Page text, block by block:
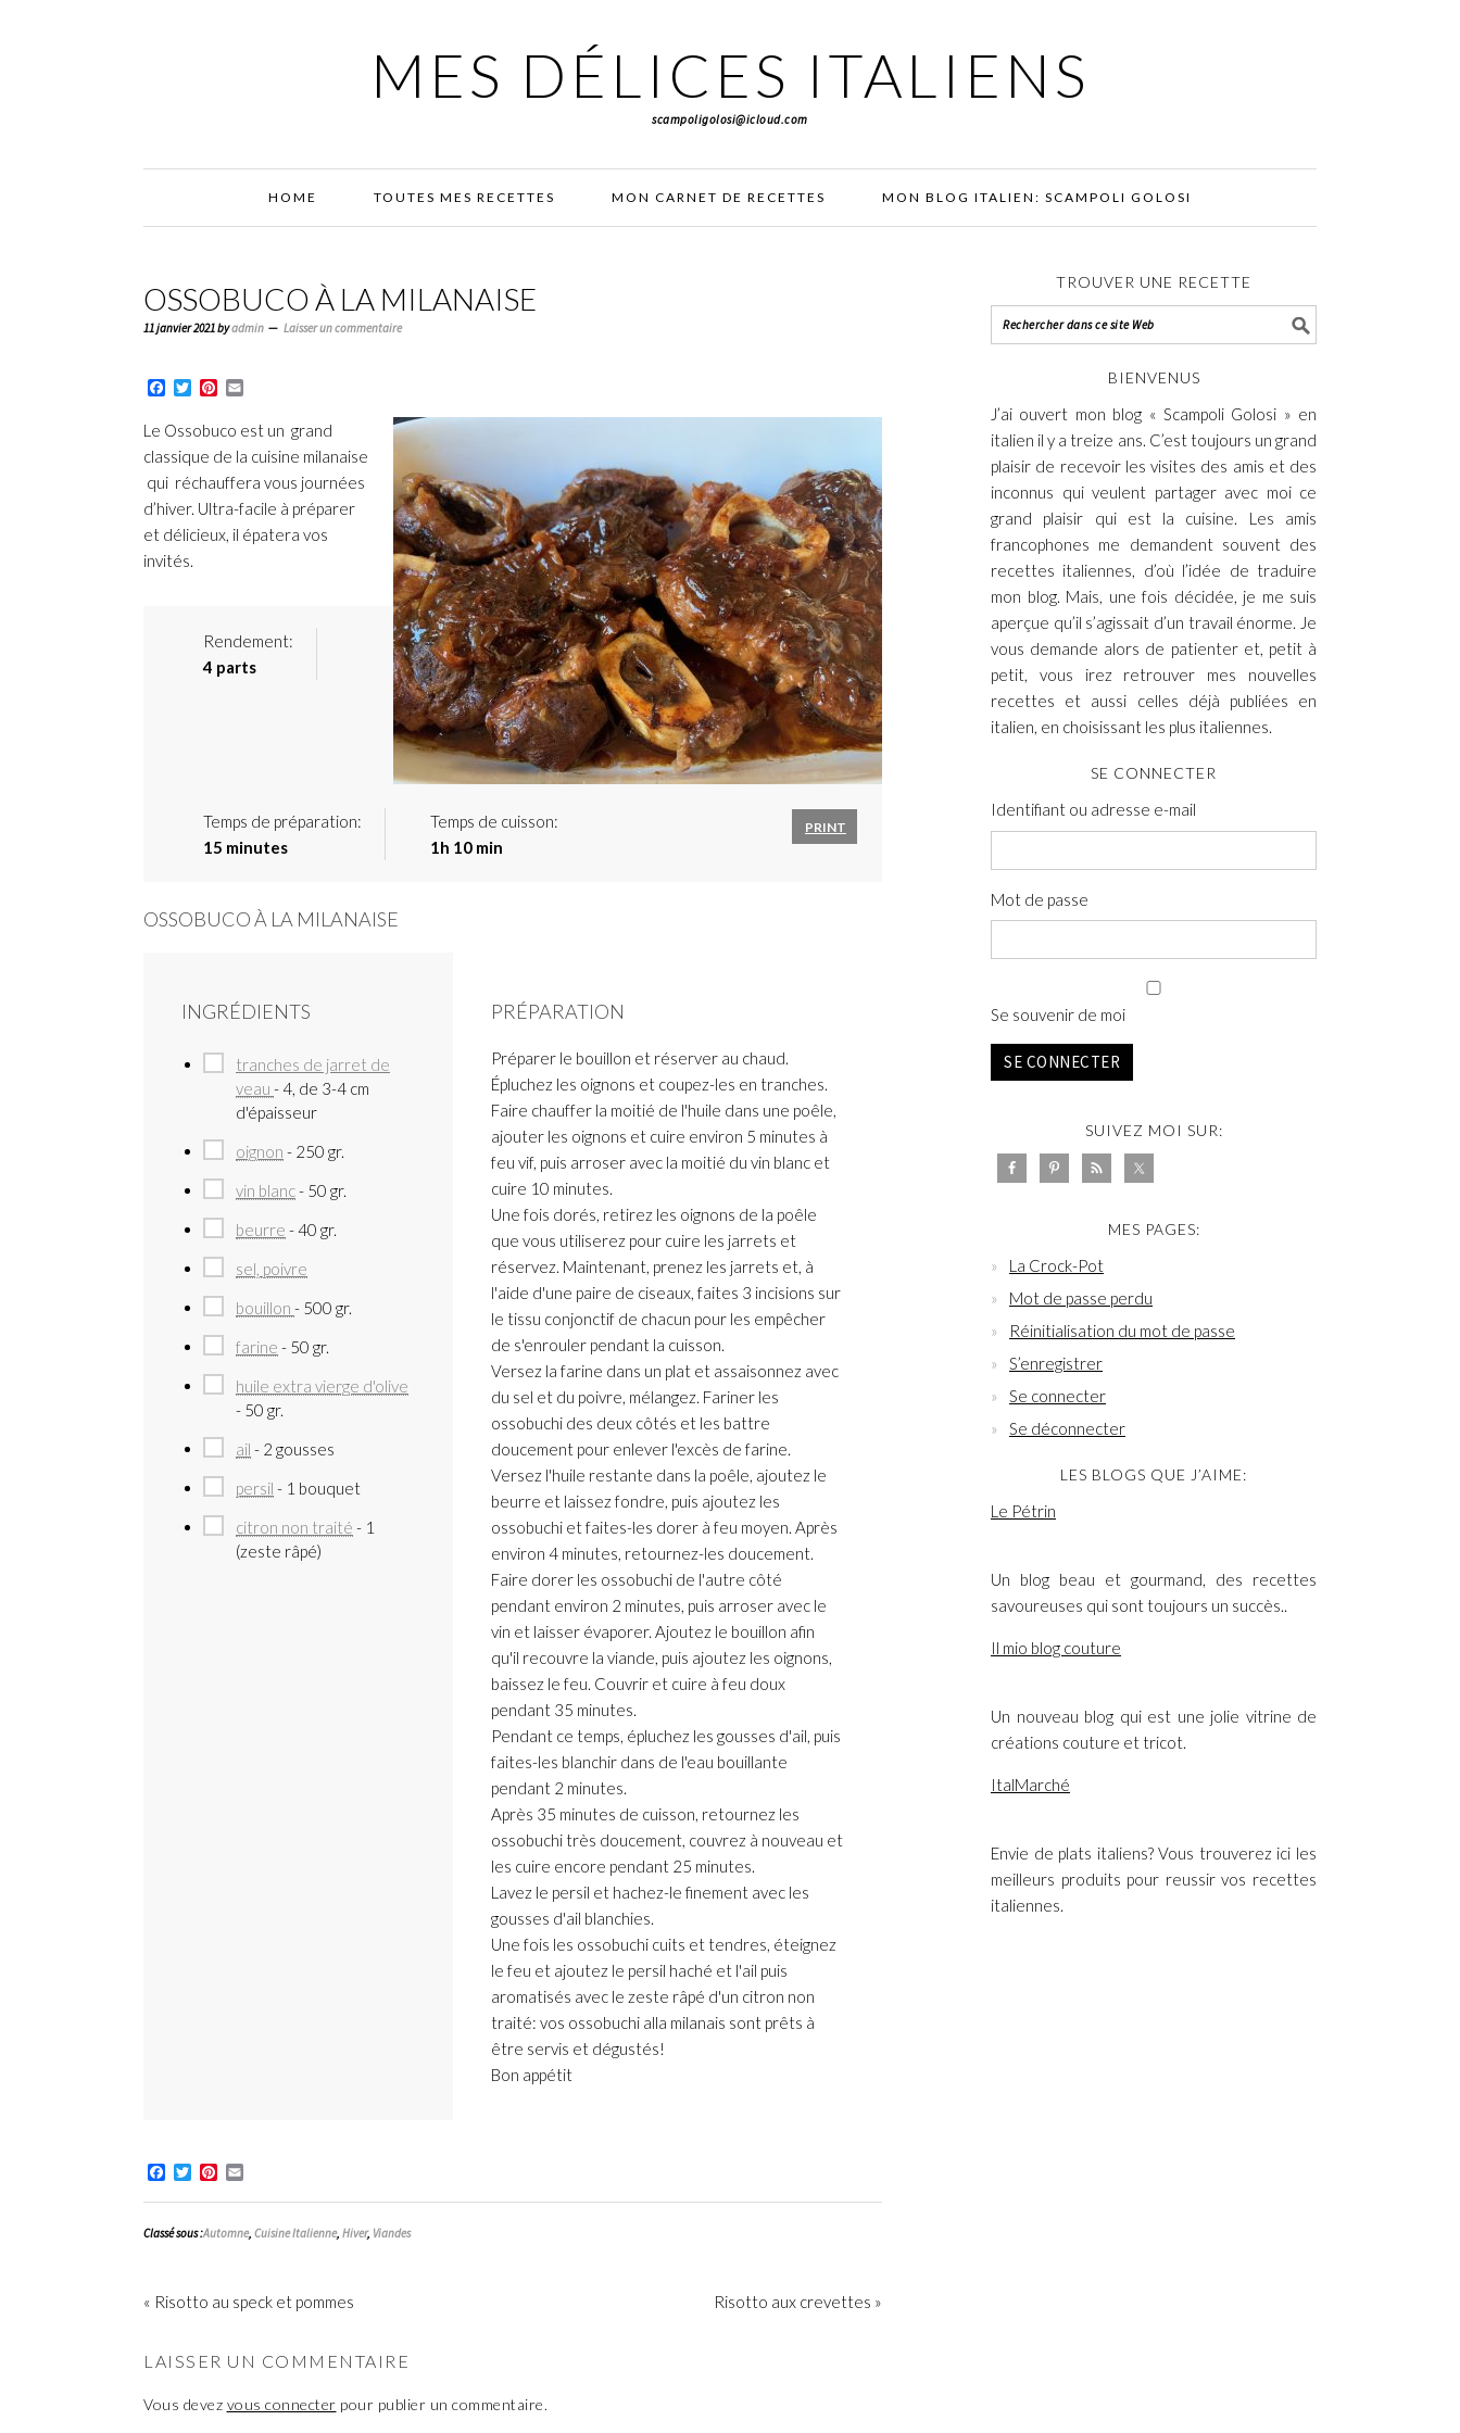
MES DÉLICES ITALIENS
scampoligolosi@icloud.com
HOME TOUTES MES RECETTES MON CARNET DE RECETTES MON BLOG ITALIEN: SCAMPOLI GOLOSI
OSSOBUCO À LA MILANAISE
11 janvier 2021byadmin Laisser un commentaire
Facebook
TwitterPinterest
Le Ossobuco est un grand
classique de la cuisine milanaise
qui réchauffera vous journées
d’hiver. Ultra-facile à préparer
et délicieux, il épatera vos
invités.
Rendement:
4 parts
Temps de préparation:
15 minutes
Temps de cuisson:
1h 10 min
PRINT
OSSOBUCO À LA MILANAISE
INGRÉDIENTS
tranches de jarret de
veau - 4, de 3-4 cm
d'épaisseur
oignon - 250 gr.
vin blanc- 50 gr.
beurre - 40 gr.
sel, poivre
bouillon - 500 gr.
farine - 50 gr.
huile extra vierge d'olive
- 50 gr.
ail - 2 gousses
persil - 1 bouquet
citron non traité - 1
(zeste râpé)
PRÉPARATION
Préparer le bouillon et réserver au chaud.
Épluchez les oignons et coupez-les en tranches.
Faire chauffer la moitié de l'huile dans une poêle,
ajouter les oignons et cuire environ 5 minutes à
feu vif, puis arroser avec la moitié du vin blanc et
cuire 10 minutes.
Une fois dorés, retirez les oignons de la poêle
que vous utiliserez pour cuire les jarrets et
réservez. Maintenant, prenez les jarrets et, à
l'aide d'une paire de ciseaux, faites 3 incisions sur
le tissu conjonctif de chacun pour les empêcher
de s'enrouler pendant la cuisson.
Versez la farine dans un plat et assaisonnez avec
du sel et du poivre, mélangez. Fariner les
ossobuchi des deux côtés et les battre
doucement pour enlever l'excès de farine.
Versez l'huile restante dans la poêle, ajoutez le
beurre et laissez fondre, puis ajoutez les
ossobuchi et faites-les dorer à feu moyen. Après
environ 4 minutes, retournez-les doucement.
Faire dorer les ossobuchi de l'autre côté
pendant environ 2 minutes, puis arroser avec le
vin et laisser évaporer. Ajoutez le bouillon afin
qu'il recouvre la viande, puis ajoutez les oignons,
baissez le feu. Couvrir et cuire à feu doux
pendant 35 minutes.
Pendant ce temps, épluchez les gousses d'ail, puis
faites-les blanchir dans de l'eau bouillante
pendant 2 minutes.
Après 35 minutes de cuisson, retournez les
ossobuchi très doucement, couvrez à nouveau et
les cuire encore pendant 25 minutes.
Lavez le persil et hachez-le finement avec les
gousses d'ail blanchies.
Une fois les ossobuchi cuits et tendres, éteignez
le feu et ajoutez le persil haché et l'ail puis
aromatisés avec le zeste râpé d'un citron non
traité: vos ossobuchi alla milanais sont prêts à
être servis et dégustés!
Bon appétit
Facebook
TwitterPinterest
Classé sous :Automne, Cuisine Italienne, Hiver, Viandes
« Risotto au speck et pommes Risotto aux crevettes »
LAISSER UN COMMENTAIRE
Vous devez vous connecter pour publier un commentaire.
TROUVER UNE RECETTE
BIENVENUS
J’ai ouvert mon blog « Scampoli Golosi » en
italien il y a treize ans. C’est toujours un grand
plaisir de recevoir les visites des amis et des
inconnus qui veulent partager avec moi ce
grand plaisir qui est la cuisine. Les amis
francophones me demandent souvent des
recettes italiennes, d’où l’idée de traduire
mon blog. Mais, une fois décidée, je me suis
aperçue qu’il s’agissait d’un travail énorme. Je
vous demande alors de patienter et, petit à
petit, vous irez retrouver mes nouvelles
recettes et aussi celles déjà publiées en
italien, en choisissant les plus italiennes.
SE CONNECTER
Identifiant ou adresse e-mail
Mot de passe
Se souvenir de moi
SE CONNECTER
SUIVEZ MOI SUR:
MES PAGES:
La Crock-Pot
Mot de passe perdu
Réinitialisation du mot de passe
S’enregistrer
Se connecter
Se déconnecter
LES BLOGS QUE J’AIME:
Le Pétrin
Un blog beau et gourmand, des recettes
savoureuses qui sont toujours un succès..
Il mio blog couture
Un nouveau blog qui est une jolie vitrine de
créations couture et tricot.
ItalMarché
Envie de plats italiens? Vous trouverez ici les
meilleurs produits pour reussir vos recettes
italiennes.